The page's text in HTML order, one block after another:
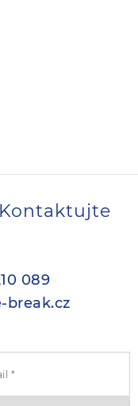
089
break.cz
*